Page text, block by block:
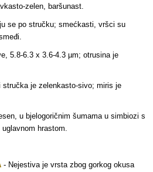
zelen, baršunast.
se po stručku; smećkasti, vršci su
5.8-6.3 x 3.6-4.3 µm; otrusina je
je zelenkasto-sivo; miris je
u bjelogoričnim šumama u simbiozi s
hrastom.
- Nejestiva je vrsta zbog gorkog okusa